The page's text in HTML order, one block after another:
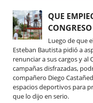
QUE
CONGRESO
Luego de que
Esteban Bautista pidió a
renunciar a sus cargos y al
campañas disfrazadas,
compañero Diego
espacios deportivos para
que lo dijo en serio.